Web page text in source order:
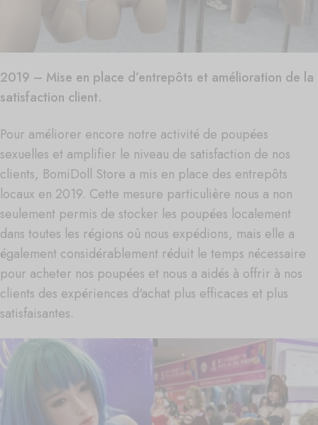
2019 – Mise en place d’entrepôts et amélioration de la
satisfaction client.
Pour améliorer encore notre activité de poupées
sexuelles et amplifier le niveau de satisfaction de nos
clients, BomiDoll Store a mis en place des entrepôts
locaux en 2019. Cette mesure particulière nous a non
seulement permis de stocker les poupées localement
dans toutes les régions où nous expédions, mais elle a
également considérablement réduit le temps nécessaire
pour acheter nos poupées et nous a aidés à offrir à nos
clients des expériences d'achat plus efficaces et plus
satisfaisantes.